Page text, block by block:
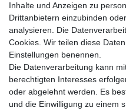
Kontakt
Warenkorb
Zur Kasse
Nützliches
Newsletter abmelden
Widerrufsformular
Vertrag Widerrufen
Inhalte und Anzeigen zu
Drittanbietern einzubinden
analysieren. Die
Cookies. Wir teilen diese
Einstellungen benennen.
Die Datenverarbeitung kann
berechtigten Interesses
oder abgelehnt werden. Es
und die Einwilligung zu einem